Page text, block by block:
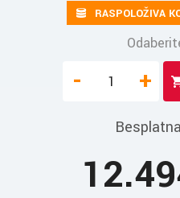
RASPOLOŽIVA
- +